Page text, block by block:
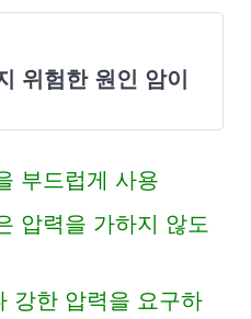
위험한 원인 암이
부드럽게 사용
압력을 가하지 않도
강한 압력을 요구하